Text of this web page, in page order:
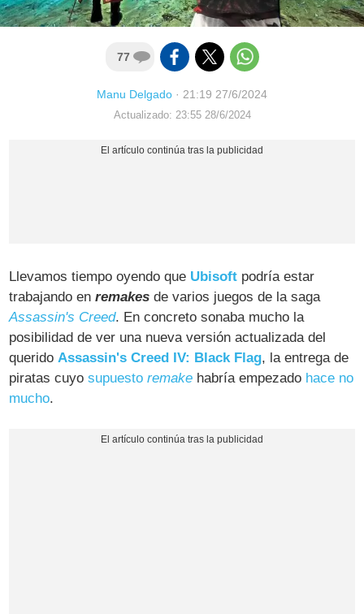
77
Manu Delgado · 21:19 27/6/2024
Actualizado: 23:55 28/6/2024
Llevamos tiempo oyendo que Ubisoft podría estar
trabajando enremakes de varios juegos de la saga
Assassin's Creed. En concreto sonaba mucho la
posibilidad de ver una nueva versión actualizada del
queridoAssassin's Creed IV: Black Flag, la entrega de
piratas cuyosupuestoremake habría empezado hace no
mucho.